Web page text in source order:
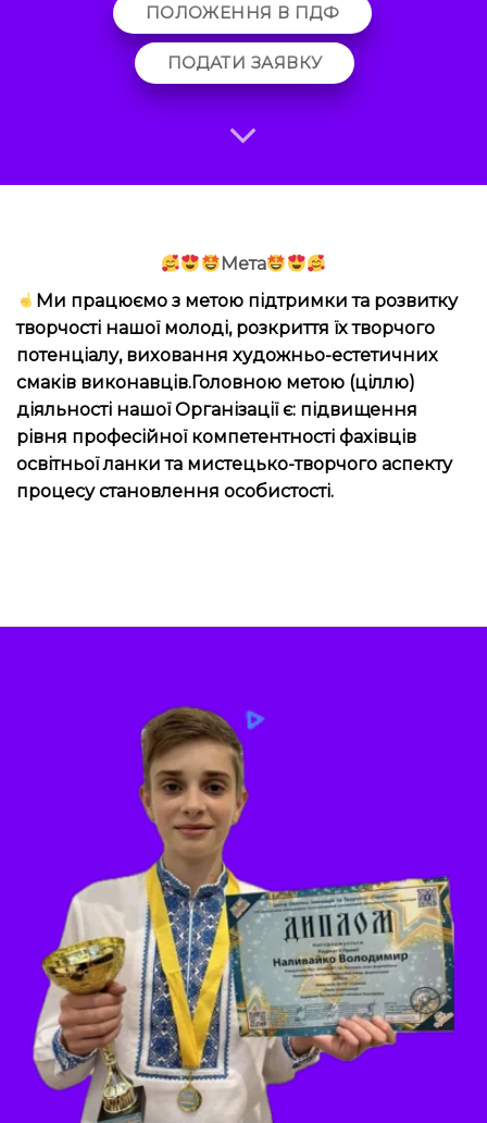
ПОЛОЖЕННЯ В ПДФ
ПОДАТИ ЗАЯВКУ
Мета
Ми працюємо з метою підтримки та розвитку
творчості нашої молоді, розкриття їх творчого
потенціалу, виховання художньо-естетичних
смаків виконавців.Головною метою (ціллю)
діяльності нашої Організації є: підвищення
рівня професійної компетентності фахівців
освітньої ланки та мистецько-творчого аспекту
процесу становлення особистості.